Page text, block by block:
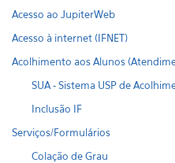
Acesso ao JupiterWeb
Acesso à internet (IFNET)
Acolhimento aos Alunos
SUA - Sistema USP de
Inclusão IF
Serviços/Formulários
Colação de Grau